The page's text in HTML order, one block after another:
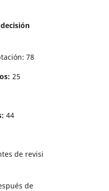
78
25
44
de revisi
de